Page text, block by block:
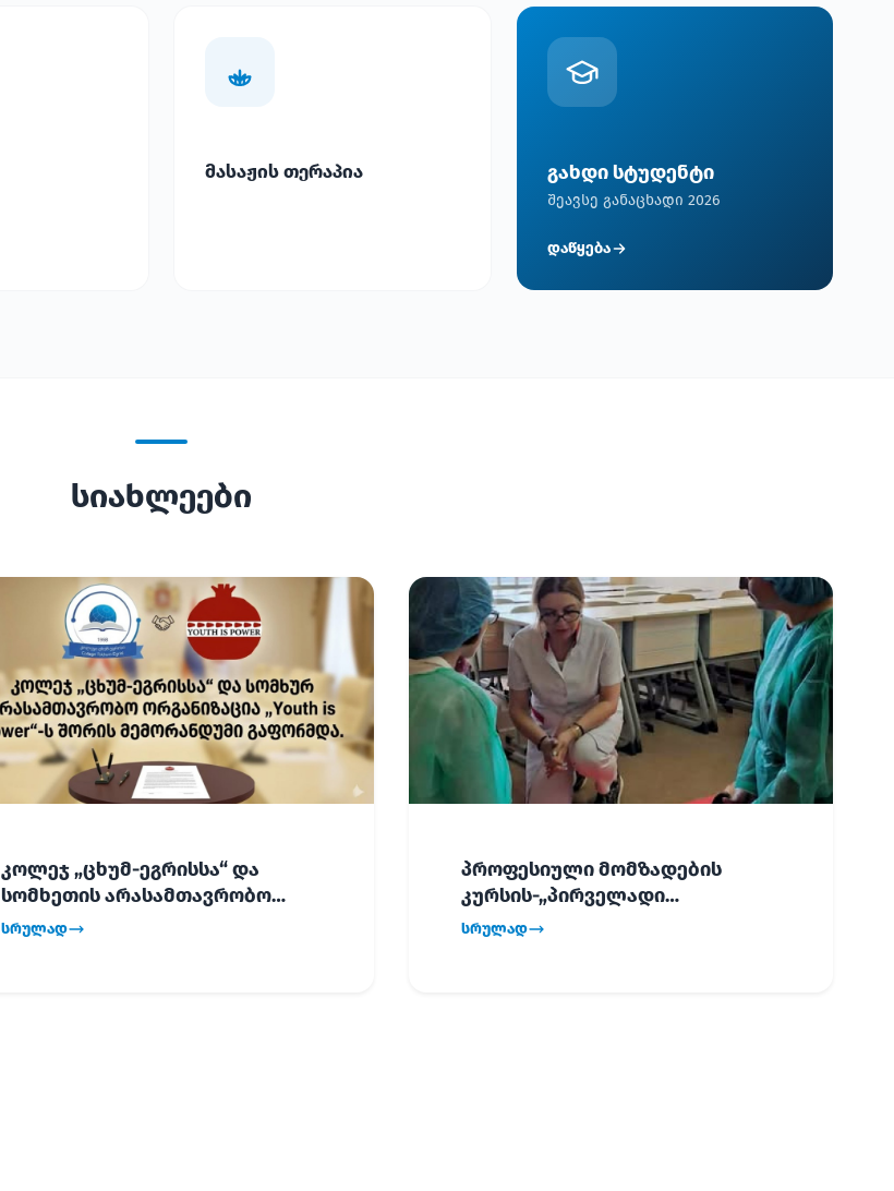
მასაჟის თერაპია გახდი სტუდენტი
შეავსე განაცხადი 2026
დაწყება
სიახლეები
კოლეჯ „ცხუმ-ეგრისსა“ და
სომხეთის არასამთავრობო
ორგანიზაცია „Youth is Power“-ს
სრულად
პროფესიული მომზადების
კურსის-„პირველადი
გადაუდებელი დახმარება“,
სრულად